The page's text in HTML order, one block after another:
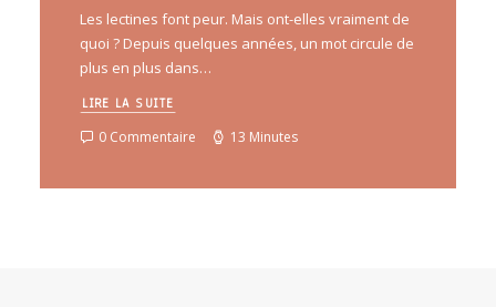
Les lectines font peur. Mais ont-elles vraiment de
quoi ? Depuis quelques années, un mot circule de
plus en plus dans…
LIRE LA SUITE
0 Commentaire 13 Minutes